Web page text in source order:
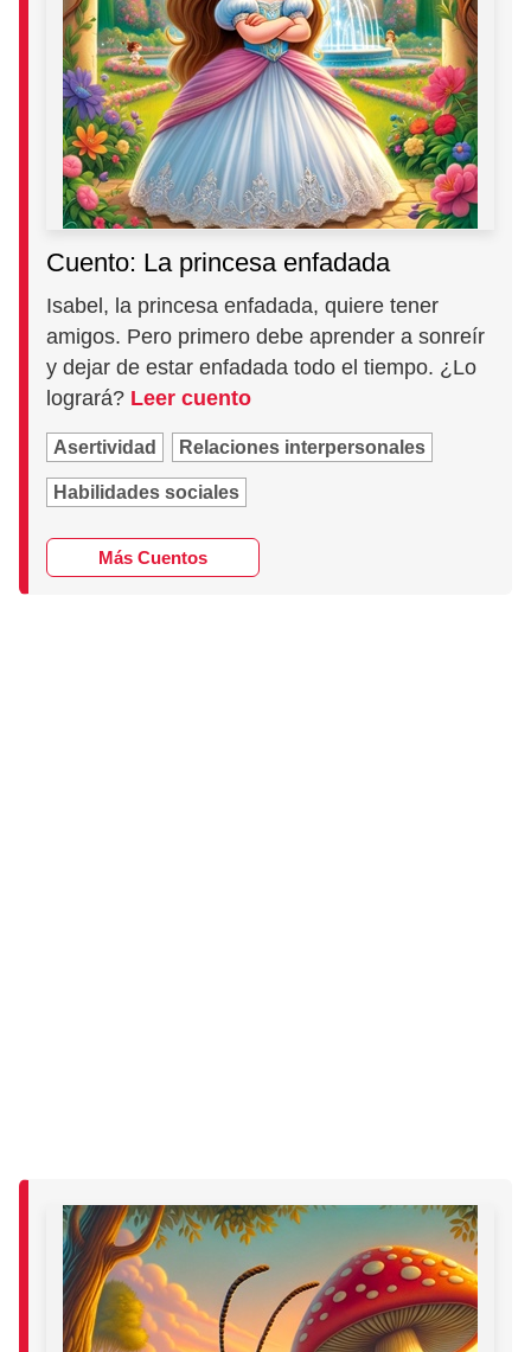
Cuento: La princesa enfadada
Isabel, la princesa enfadada, quiere tener
amigos. Pero primero debe aprender a sonreír
y dejar de estar enfadada todo el tiempo. ¿Lo
logrará? Leer cuento
Asertividad Relaciones interpersonales
Habilidades sociales
Más Cuentos